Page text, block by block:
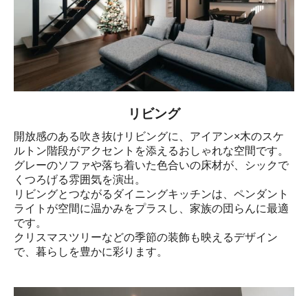
リビング
開放感のある吹き抜けリビングに、アイアン×木のスケ
ルトン階段がアクセントを添えるおしゃれな空間です。
グレーのソファや落ち着いた色合いの床材が、シックで
くつろげる雰囲気を演出。
リビングとつながるダイニングキッチンは、ペンダント
ライトが空間に温かみをプラスし、家族の団らんに最適
です。
クリスマスツリーなどの季節の装飾も映えるデザイン
で、暮らしを豊かに彩ります。